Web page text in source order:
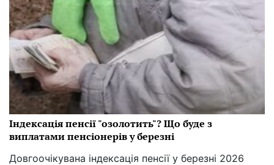
Індексація пенсії "озолотить"? Що буде з
виплатами пенсіонерів у березні
Довгоочікувана індексація пенсії у березні 2026